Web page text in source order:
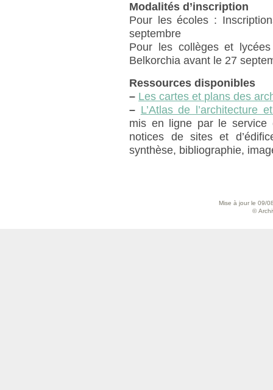
Modalités d’inscription
Pour les écoles :
septembre
Pour les collèges et
Belkorchia avant le 27
Ressources disponibles
– Les cartes et plans des
– L’Atlas de l’architecture
mis en ligne par le service
notices de sites et
synthèse, bibliographie,
Mise à jour le 09/
©